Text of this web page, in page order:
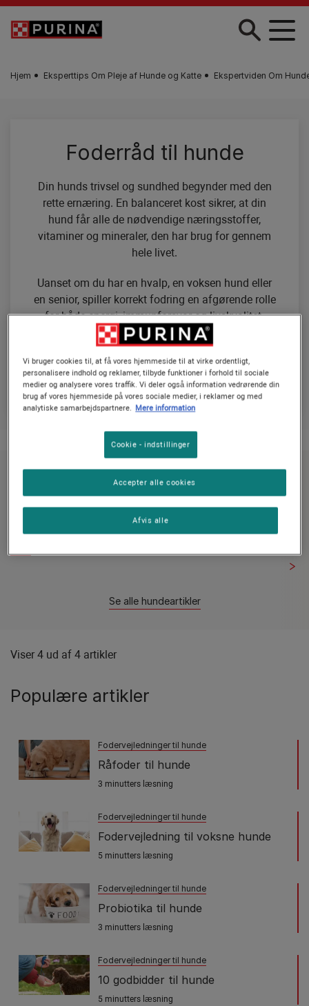
Gå til hovedindhold
Hjem Eksperttips Om Pleje af Hunde og Katte Ekspertviden Om
Foderråd til hunde
Din hunds trivsel og sundhed begynder med den
rette ernæring. En balanceret kost sikrer, at din
hund får alle de nødvendige næringsstoffer,
vitaminer og mineraler, den har brug for gennem
hele livet.
Uanset om du har en hvalp, en voksen hund eller
en senior, spiller korrekt fodring en afgørende rolle
for både energi, immunforsvar og livskvalitet.
Bliv klogere på, hvordan du sammensætter den
optimale kost, og få praktiske råd og vejledning i
vores ekspertguider om hundefodring.
Udforsk råd om fodring
Se alle hundeartikler
Viser 4 ud af 4 artikler
Populære artikler
Fodervejledninger til hunde
Råfoder til hunde
3 minutters læsning
Fodervejledninger til hunde
Fodervejledning til voksne hunde
5 minutters læsning
Fodervejledninger til hunde
Probiotika til hunde
3 minutters læsning
Fodervejledninger til hunde
10 godbidder til hunde
5 minutters læsning
Vi bruger cookies til, at få vores hjemmeside til at virke ordentligt,
personalisere indhold og reklamer, tilbyde funktioner i forhold til sociale
medier og analysere vores traffik. Vi deler også information vedrørende din
brug af vores hjemmeside på vores sociale medier, i reklamer og med
analytiske samarbejdspartnere. Mere information
Cookie - indstillinger
Afvis alle
Accepter alle cookies